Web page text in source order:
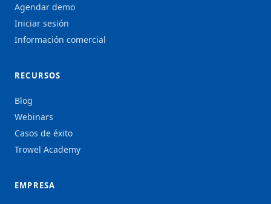
Agendar demo
Iniciar sesión
Información comercial
RECURSOS
Blog
Webinars
Casos de éxito
Trowel Academy
EMPRESA